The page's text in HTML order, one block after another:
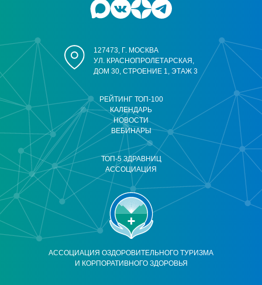
АССОЦИАЦИЯ ОЗДОРОВИТЕЛЬНОГО ТУРИЗМА
И КОРПОРАТИВНОГО ЗДОРОВЬЯ
РЕЙТИНГ ТОП-100
КАЛЕНДАРЬ
НОВОСТИ
ВЕБИНАРЫ
ТОП-5 ЗДРАВНИЦ
АССОЦИАЦИЯ
127473, Г. МОСКВА
УЛ. КРАСНОПРОЛЕТАРСКАЯ,
ДОМ 30, СТРОЕНИЕ 1, ЭТАЖ 3